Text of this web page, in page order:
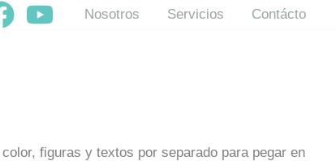
Nosotros Servicios Contácto
figuras y textos por separado para pegar en